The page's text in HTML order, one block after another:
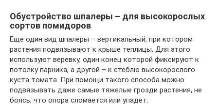
Обустройство шпалеры – для высокорослых
сортов помидоров
Еще один вид шпалеры – вертикальный, при котором
растения подвязывают к крыше теплицы. Для этого
используют веревку, один конец которой фиксируют к
потолку парника, а другой – к стеблю высокорослого
куста томата. При помощи такого способа можно
подвязывать даже самые тяжелые грозди растения, не
боясь, что опора сломается или упадет.